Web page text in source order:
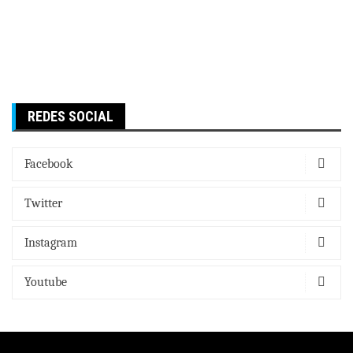
REDES SOCIAL
Facebook
Twitter
Instagram
Youtube